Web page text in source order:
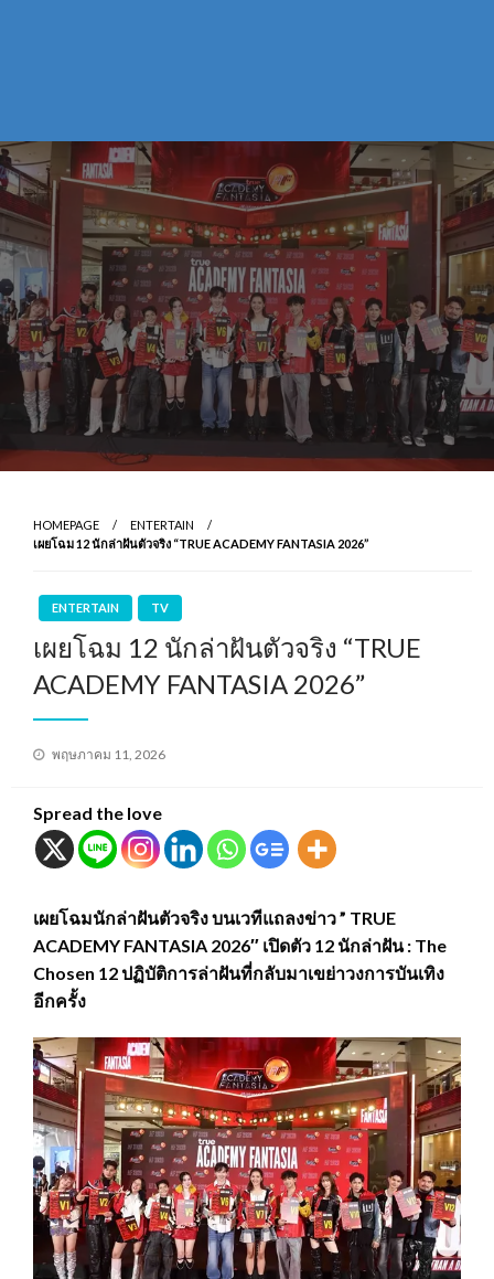
HOMEPAGE
ENTERTAIN
เผยโฉม 12 นักล่าฝันตัวจริง “TRUE ACADEMY FANTASIA 2026”
ENTERTAIN TV
เผยโฉม 12 นักล่าฝันตัวจริง “TRUE
ACADEMY FANTASIA 2026”
Posted
พฤษภาคม 11, 2026
Spread the love
เผยโฉมนักล่าฝันตัวจริง บนเวทีแถลงข่าว ” TRUE
ACADEMY FANTASIA 2026″ เปิดตัว 12 นักล่าฝัน : The
Chosen 12 ปฏิบัติการล่าฝันที่กลับมาเขย่าวงการบันเทิง
อีกครั้ง